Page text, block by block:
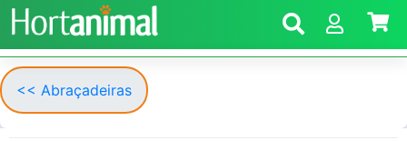
<< Abraçadeiras